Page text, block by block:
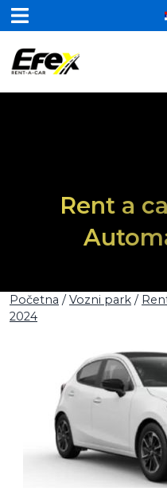
Rent a
Početna / Vozni park /
2024